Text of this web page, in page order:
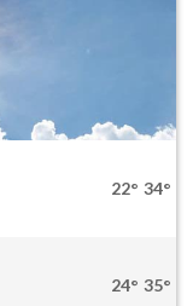
22° 34°
24° 35°